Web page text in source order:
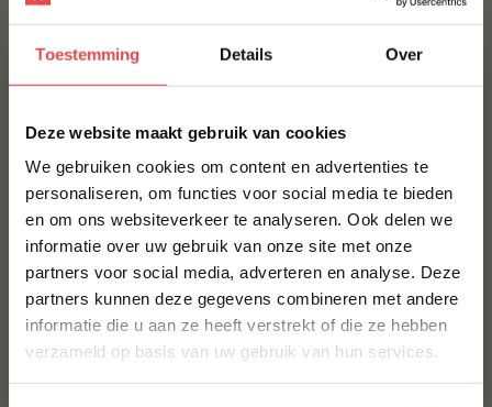
Toestemming Details Over
Deze website maakt gebruik van cookies
We gebruiken cookies om content en advertenties te
personaliseren, om functies voor social media te bieden
en om ons websiteverkeer te analyseren. Ook delen we
informatie over uw gebruik van onze site met onze
partners voor social media, adverteren en analyse. Deze
partners kunnen deze gegevens combineren met andere
informatie die u aan ze heeft verstrekt of die ze hebben
verzameld op basis van uw gebruik van hun services.
Bestel alles
Ribeye
(17)
€ 23,63
Maminha Tierno
(11)
€ 41,30
10% korting op je
eerste bestelling*
Schrijf je in voor onze nieuwsbrief en ontvang direct
10% korting op jouw eerste bestelling.
VOORNAAM